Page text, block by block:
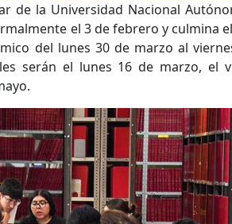
de la Universidad Nacional
el 3 de febrero y culmina
del lunes 30 de marzo al
serán el lunes 16 de marzo, el